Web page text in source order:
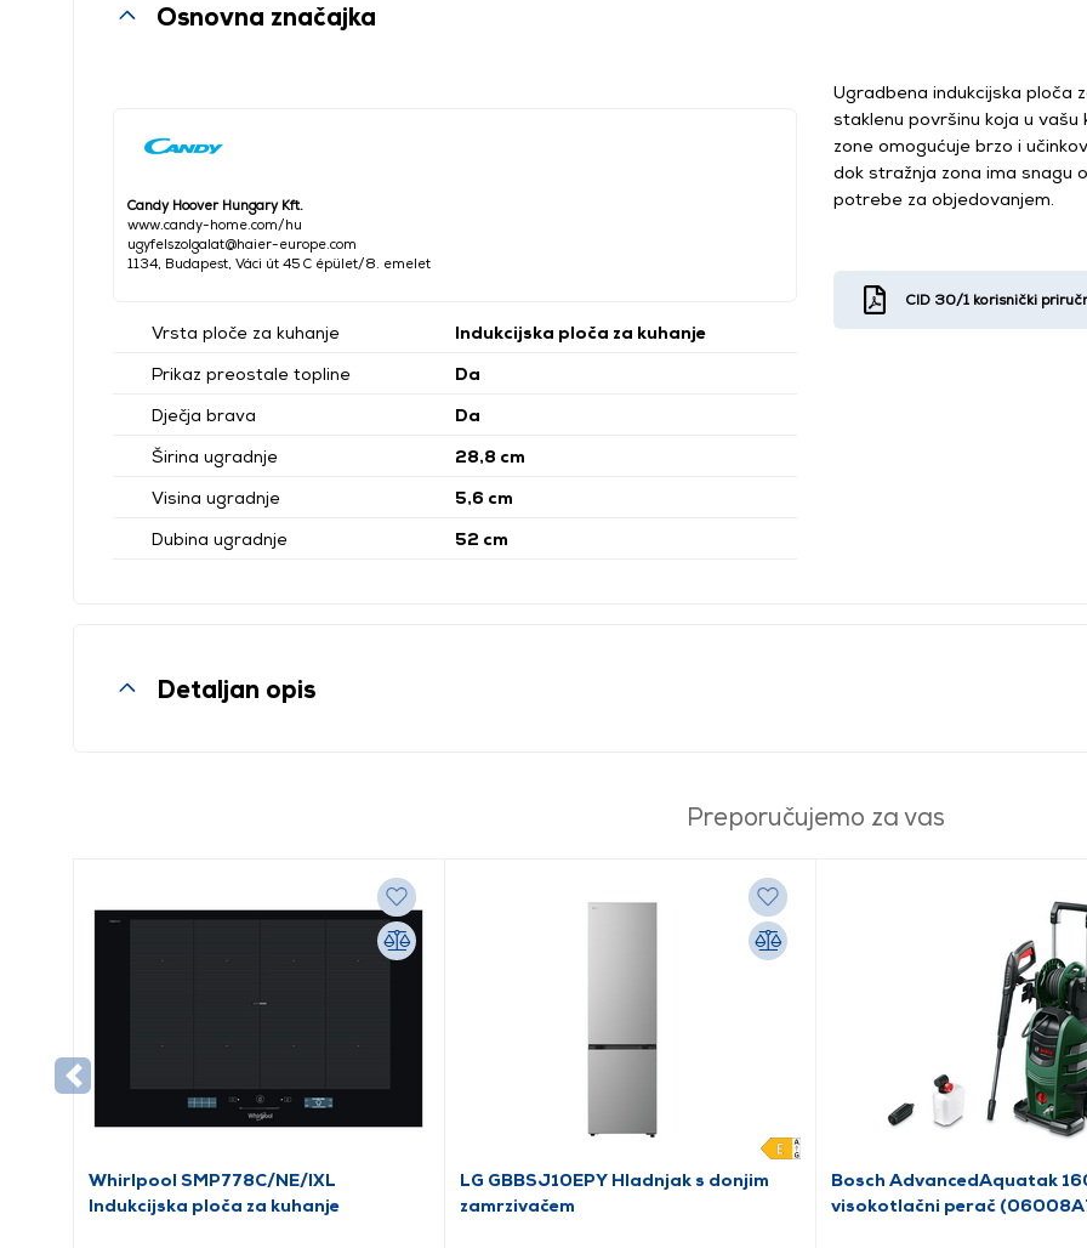
Osnovna značajka
Candy Hoover Hungary Kft.
www.candy-home.com/hu
ugyfelszolgalat@haier-europe.com
1134, Budapest, Váci út 45 C épület/8. emelet
Vrsta ploče za kuhanje
Indukcijska ploča za kuhanje
Prikaz preostale topline
Da
Dječja brava
Da
Širina ugradnje
28,8 cm
Visina ugradnje
5,6 cm
Dubina ugradnje
52 cm
Ugradbena indukcijska ploča
staklenu površinu koja u vašu
zone omogućuje brzo i
dok stražnja zona ima snagu
potrebe za objedovanjem.
CID 30/1 korisnički
Detaljan opis
Preporučujemo za vas
Whirlpool SMP778C/NE/IXL
Indukcijska ploča za kuhanje
LG GBBSJ10EPY Hladnjak s donjim
zamrzivačem
Bosch AdvancedAquatak
visokotlačni perač